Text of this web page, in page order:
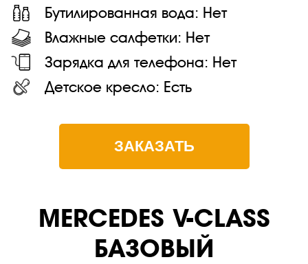
ЗАКАЗАТЬ
Бутилированная вода: Нет
Влажные салфетки: Нет
Зарядка для телефона: Нет
Детское кресло: Есть
MERСEDES V-CLASS
БАЗОВЫЙ